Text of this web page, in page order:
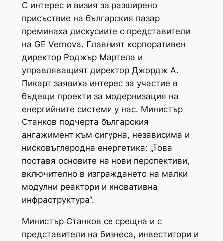
С интерес и визия за разширено
присъствие на българския пазар
преминаха дискусиите с представители
на GE Vernova. Главният корпоративен
директор Роджър Мартела и
управляващият директор Джордж А.
Пикарт заявиха интерес за участие в
бъдещи проекти за модернизация на
енергийните системи у нас. Министър
Станков подчерта българския
ангажимент към сигурна, независима и
нисковъглеродна енергетика: „Това
поставя основите на нови перспективи,
включително в изграждането на малки
модулни реактори и иновативна
инфраструктура“.
Министър Станков се срещна и с
представители на бизнеса, инвеститори и